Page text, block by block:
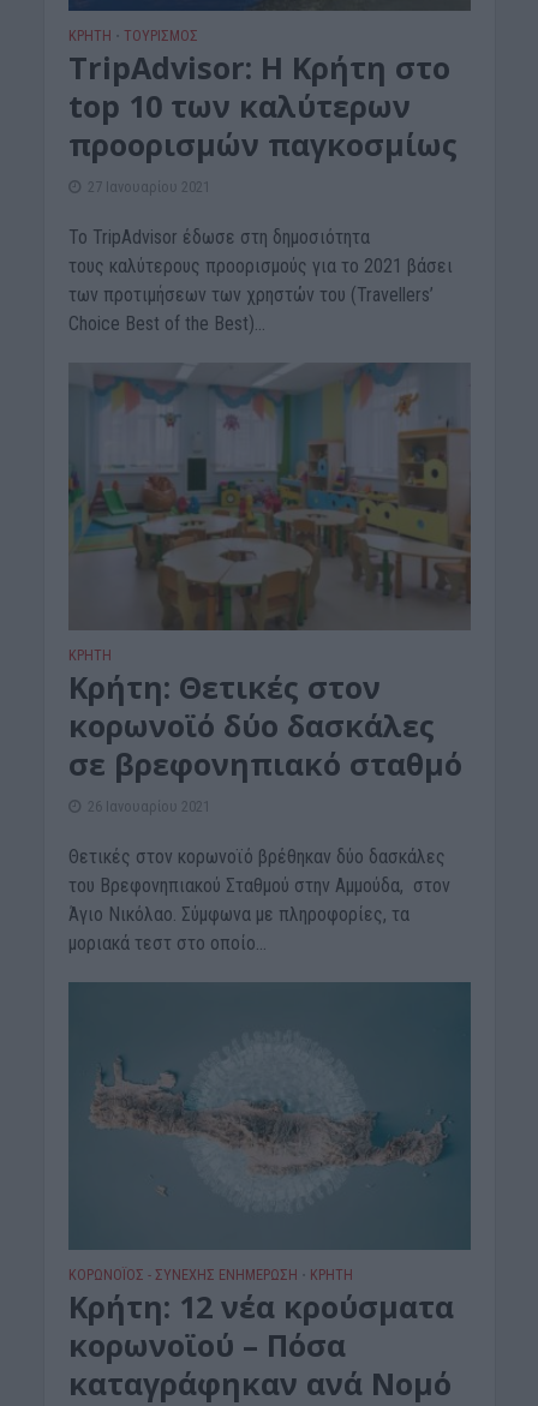
ΚΡΗΤΗ • ΤΟΥΡΙΣΜΟΣ
TripAdvisor: H Κρήτη στο
top 10 των καλύτερων
προορισμών παγκοσμίως
27 Ιανουαρίου 2021
Το TripAdvisor έδωσε στη δημοσιότητα
τους καλύτερους προορισμούς για το 2021 βάσει
των προτιμήσεων των χρηστών του (Travellers’
Choice Best of the Best)...
ΚΡΗΤΗ
Κρήτη: Θετικές στον
κορωνοϊό δύο δασκάλες
σε βρεφονηπιακό σταθμό
26 Ιανουαρίου 2021
Θετικές στον κορωνοϊό βρέθηκαν δύο δασκάλες
του Βρεφονηπιακού Σταθμού στην Αμμούδα, στον
Άγιο Νικόλαο. Σύμφωνα με πληροφορίες, τα
μοριακά τεστ στο οποίο...
ΚΟΡΩΝΟΪΟΣ - ΣΥΝΕΧΗΣ ΕΝΗΜΕΡΩΣΗ • ΚΡΗΤΗ
Κρήτη: 12 νέα κρούσματα
κορωνοϊού – Πόσα
καταγράφηκαν ανά Νομό